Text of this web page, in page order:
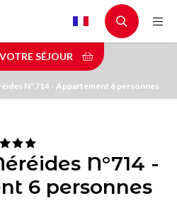
SÉJOUR
N°714 - Appartement 6 personnes
N°714 -
6 personnes